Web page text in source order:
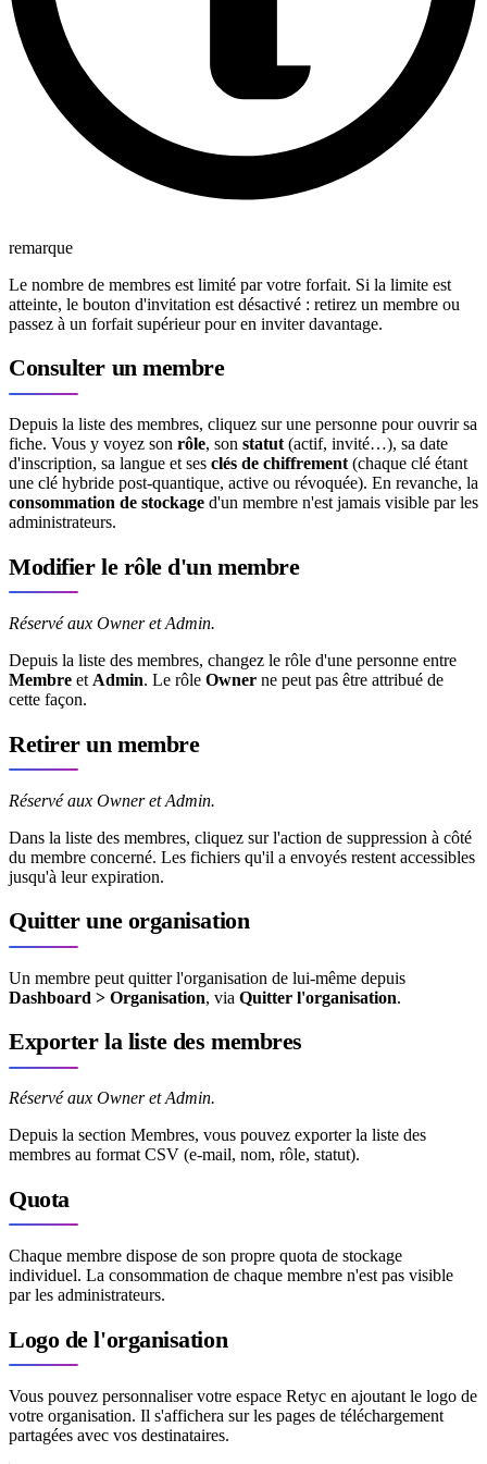
remarque
Le nombre de membres est limité par votre forfait. Si la limite est
atteinte, le bouton d'invitation est désactivé : retirez un membre ou
passez à un forfait supérieur pour en inviter davantage.
Consulter un membre
Depuis la liste des membres, cliquez sur une personne pour ouvrir sa
fiche. Vous y voyez son rôle, son statut (actif, invité…), sa date
d'inscription, sa langue et ses clés de chiffrement (chaque clé étant
une clé hybride post-quantique, active ou révoquée). En revanche, la
consommation de stockage d'un membre n'est jamais visible par les
administrateurs.
Modifier le rôle d'un membre
Réservé aux Owner et Admin.
Depuis la liste des membres, changez le rôle d'une personne entre
Membre et Admin. Le rôle Owner ne peut pas être attribué de
cette façon.
Retirer un membre
Réservé aux Owner et Admin.
Dans la liste des membres, cliquez sur l'action de suppression à côté
du membre concerné. Les fichiers qu'il a envoyés restent accessibles
jusqu'à leur expiration.
Quitter une organisation
Un membre peut quitter l'organisation de lui-même depuis
Dashboard > Organisation, via Quitter l'organisation.
Exporter la liste des membres
Réservé aux Owner et Admin.
Depuis la section Membres, vous pouvez exporter la liste des
membres au format CSV (e-mail, nom, rôle, statut).
Quota
Chaque membre dispose de son propre quota de stockage
individuel. La consommation de chaque membre n'est pas visible
par les administrateurs.
Logo de l'organisation
Vous pouvez personnaliser votre espace Retyc en ajoutant le logo de
votre organisation. Il s'affichera sur les pages de téléchargement
partagées avec vos destinataires.